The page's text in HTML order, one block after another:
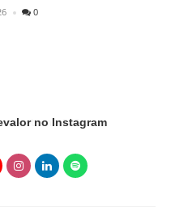
0
return a 200.
no Instagram